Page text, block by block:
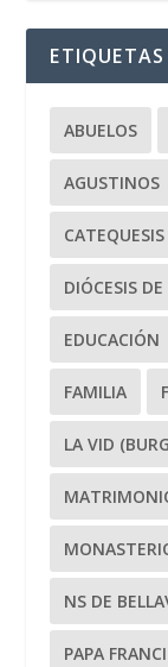
ETIQUETAS
ABUELOS
AGUSTINOS
CATEQUESIS
DIÓCESIS
EDUCACIÓN
FAMILIA
LA VID
NS DE
PAPA